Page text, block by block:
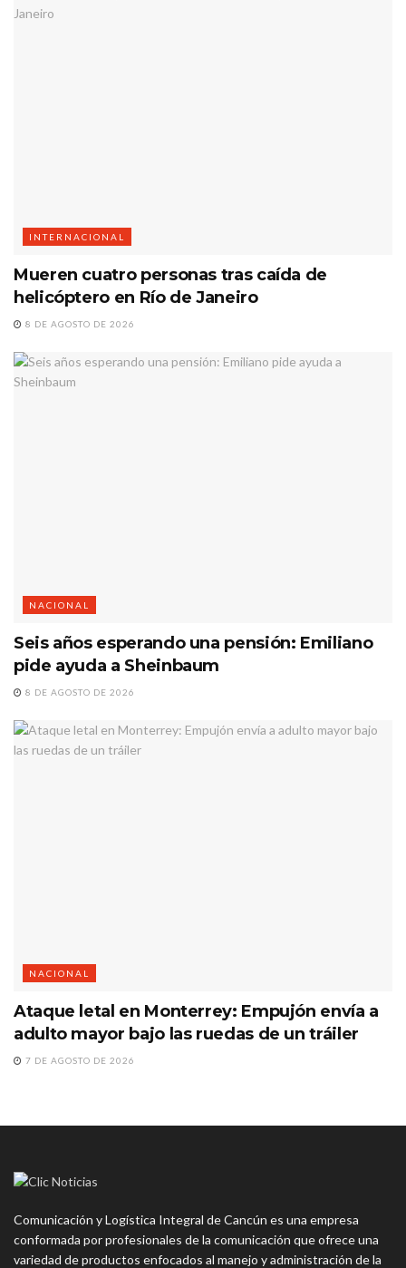
INTERNACIONAL
Mueren cuatro personas tras caída de
helicóptero en Río de Janeiro
8 DE AGOSTO DE 2026
NACIONAL
Seis años esperando una pensión: Emiliano
pide ayuda a Sheinbaum
8 DE AGOSTO DE 2026
NACIONAL
Ataque letal en Monterrey: Empujón envía a
adulto mayor bajo las ruedas de un tráiler
7 DE AGOSTO DE 2026
Comunicación y Logística Integral de Cancún es una empresa
conformada por profesionales de la comunicación que ofrece una
variedad de productos enfocados al manejo y administración de la